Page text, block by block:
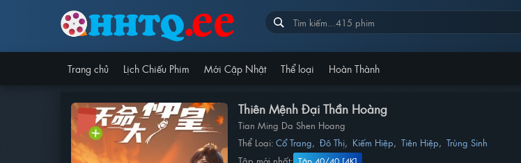
Trang chủ Lịch Chiếu Phim Mới Cập Nhật Thể loại Hoàn Thành
Thiên Mệnh Đại Thần Hoàng
Tian Ming Da Shen Hoang
Thể Loại: Cổ Trang, Đô Thị, Kiếm Hiệp, Tiên Hiệp, Trùng Sinh